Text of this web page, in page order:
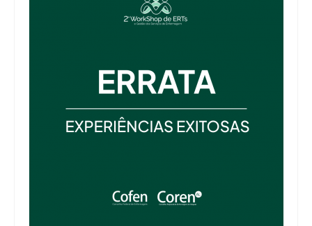
Processos Éticos
Suspensão do Exercício Profissional
Procedimento para registro
Valores dos serviços